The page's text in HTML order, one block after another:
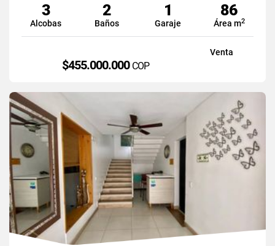
3
Alcobas
2
Baños
1
Garaje
86
Área m2
Venta
$455.000.000 COP